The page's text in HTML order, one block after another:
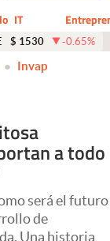
IT
Business
$ 1530 -0.65%
Invap
a todo
será el futuro
de
Una historia